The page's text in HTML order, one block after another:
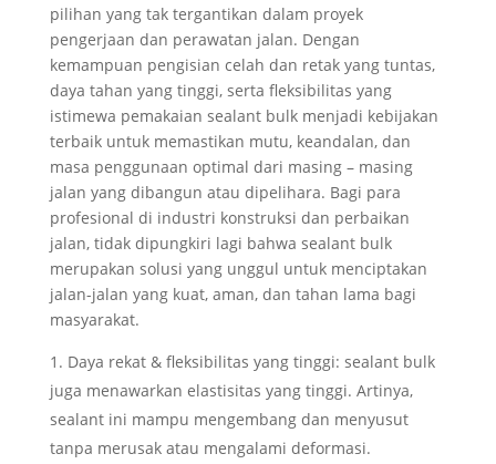
pilihan yang tak tergantikan dalam proyek
pengerjaan dan perawatan jalan. Dengan
kemampuan pengisian celah dan retak yang tuntas,
daya tahan yang tinggi, serta fleksibilitas yang
istimewa pemakaian sealant bulk menjadi kebijakan
terbaik untuk memastikan mutu, keandalan, dan
masa penggunaan optimal dari masing – masing
jalan yang dibangun atau dipelihara. Bagi para
profesional di industri konstruksi dan perbaikan
jalan, tidak dipungkiri lagi bahwa sealant bulk
merupakan solusi yang unggul untuk menciptakan
jalan-jalan yang kuat, aman, dan tahan lama bagi
masyarakat.
Daya rekat & fleksibilitas yang tinggi: sealant bulk
juga menawarkan elastisitas yang tinggi. Artinya,
sealant ini mampu mengembang dan menyusut
tanpa merusak atau mengalami deformasi.